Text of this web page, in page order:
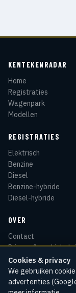
Cookies & privacy
We gebruiken
advertenties
KENTEKENRADAR
Home
Registraties
Wagenpark
Modellen
REGISTRATIES
Elektrisch
Benzine
Diesel
Benzine-hybride
Diesel-hybride
OVER
Contact
Privacy &
Disclaimer
Sitemap